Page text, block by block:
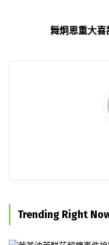
舞炯恩重大
Trending Right